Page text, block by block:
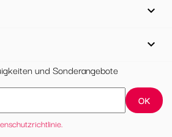


und Sonderangebote